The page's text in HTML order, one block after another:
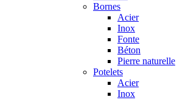
Bornes
Acier
Inox
Fonte
Béton
Pierre naturelle
Potelets
Acier
Inox